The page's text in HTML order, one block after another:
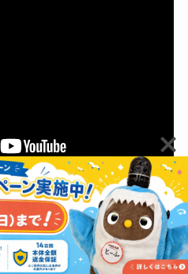
ボットにはなく、ニコ
す。